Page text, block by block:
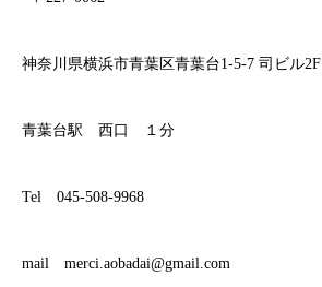
神奈川県横浜市青葉区青葉台1-5-7 司ビル2F
青葉台駅 西口 １分
Tel 045-508-9968
mail merci.aobadai@gmail.com